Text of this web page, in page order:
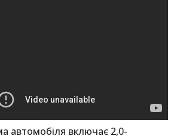
автомобіля включає 2,0-